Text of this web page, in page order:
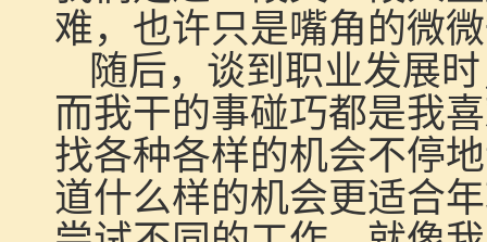
难，也许只是嘴角的微
随后，谈到职业发展
而我干的事碰巧都是我
找各种各样的机会不停
道什么样的机会更适合